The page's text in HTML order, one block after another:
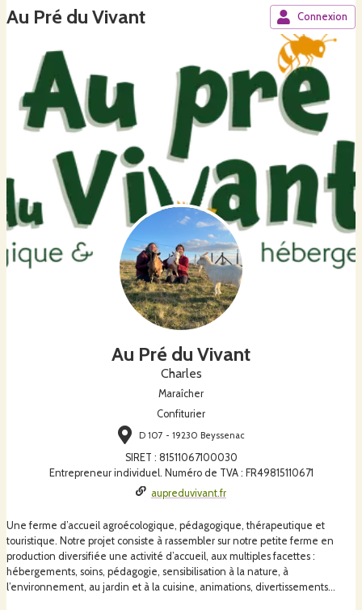
Au Pré du Vivant Connexion
Au Pré du Vivant
Charles
Maraîcher
Confiturier
D 107 - 19230 Beyssenac
SIRET : 81511067100030
Entrepreneur individuel. Numéro de TVA : FR49815110671
aupreduvivant.fr
Une ferme d’accueil agroécologique, pédagogique, thérapeutique et
touristique. Notre projet consiste à rassembler sur notre petite ferme en
production diversifiée une activité d’accueil, aux multiples facettes :
hébergements, soins, pédagogie, sensibilisation à la nature, à
l’environnement, au jardin et à la cuisine, animations, divertissements…